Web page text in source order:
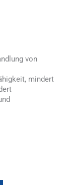
von
mindert